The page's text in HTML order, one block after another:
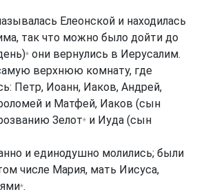
Елеонской и находилась
так что можно было дойти до
* они вернулись в Иерусалим.
верхнюю комнату, где
Петр, Иоанн, Иаков, Андрей,
и Матфей, Иаков (сын
Зелот* и Иуда (сын
и единодушно молились; были
числе Мария, мать Иисуса,
*.